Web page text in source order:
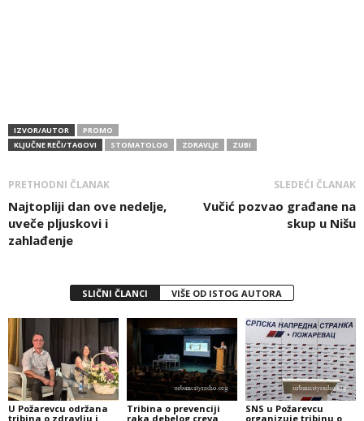
IZVOR/AUTOR
PROMO
KLJUČNE REČI/TAGOVI
STOMATOLOG ZDRAVLJE ZUBI
PRETHODNI ČLANAK
Najtopliji dan ove nedelje,
uveče pljuskovi i
zahlađenje
SLEDEĆI ČLANAK
Vučić pozvao građane na
skup u Nišu
SLIČNI ČLANCI VIŠE OD ISTOG AUTORA
U Požarevcu održana
tribina o zdravlju i
Tribina o prevenciji
raka debelog creva
SNS u Požarevcu
organizuje tribinu o